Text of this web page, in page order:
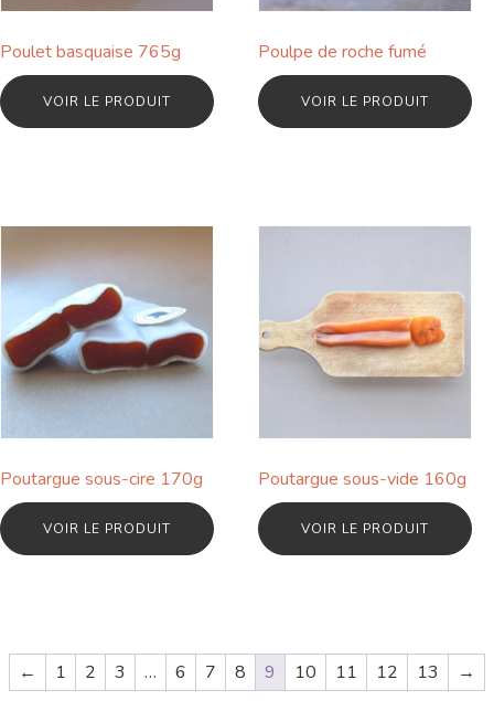
Poulet basquaise 765g
VOIR LE PRODUIT
Poulpe de roche fumé
VOIR LE PRODUIT
Poutargue sous-cire 170g
VOIR LE PRODUIT
Poutargue sous-vide 160g
VOIR LE PRODUIT
← 1 2 3 … 6 7 8 9 10 11 12 13 →